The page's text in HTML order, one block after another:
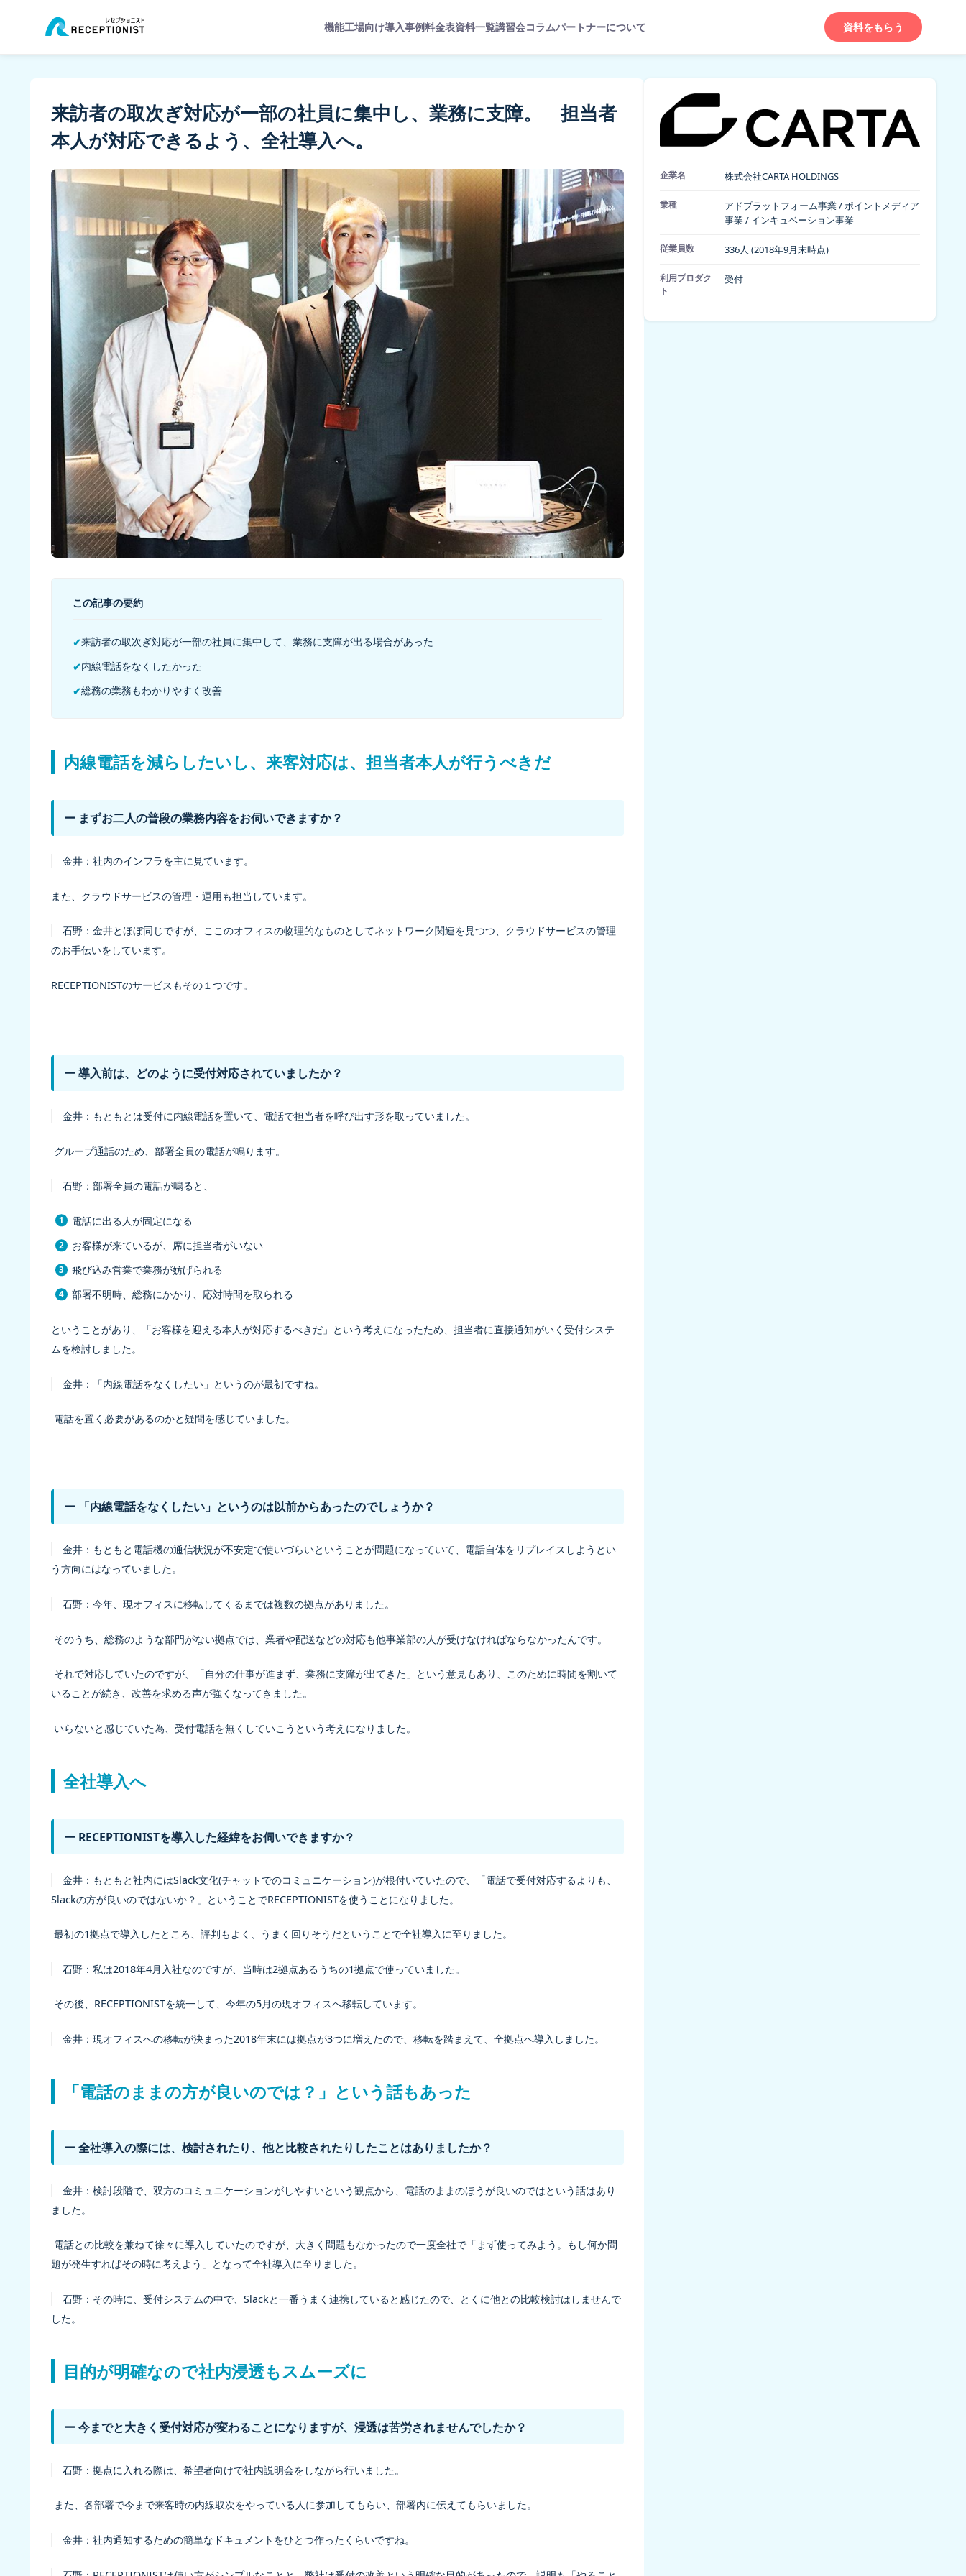
機能工場向け導入事例料金表資料一覧講習会コラムパートナーについて 資料をもらう
来訪者の取次ぎ対応が一部の社員に集中し、業務に支障。 担当者
本人が対応できるよう、全社導入へ。
この記事の要約
✔来訪者の取次ぎ対応が一部の社員に集中して、業務に支障が出る場合があった
✔内線電話をなくしたかった
✔総務の業務もわかりやすく改善
内線電話を減らしたいし、来客対応は、担当者本人が行うべきだ
ー まずお二人の普段の業務内容をお伺いできますか？
金井：社内のインフラを主に見ています。
また、クラウドサービスの管理・運用も担当しています。
石野：金井とほぼ同じですが、ここのオフィスの物理的なものとしてネットワーク関連を見つつ、クラウドサービスの管理
のお手伝いをしています。
RECEPTIONISTのサービスもその１つです。
ー 導入前は、どのように受付対応されていましたか？
金井： もともとは受付に内線電話を置いて、電話で担当者を呼び出す形を取っていました。
グループ通話のため、部署全員の電話が鳴ります。
石野：部署全員の電話が鳴ると、
電話に出る人が固定になる
お客様が来ているが、席に担当者がいない
飛び込み営業で業務が妨げられる
部署不明時、総務にかかり、応対時間を取られる
ということがあり、「お客様を迎える本人が対応するべきだ」という考えになったため、担当者に直接通知がいく受付システ
ムを検討しました。
金井： 「内線電話をなくしたい」というのが最初ですね。
電話を置く必要があるのかと疑問を感じていました。
ー 「内線電話をなくしたい」というのは以前からあったのでしょうか？
金井： もともと電話機の通信状況が不安定で使いづらいということが問題になっていて、電話自体をリプレイスしようとい
う方向にはなっていました。
石野：今年、現オフィスに移転してくるまでは複数の拠点がありました。
そのうち、総務のような部門がない拠点では、業者や配送などの対応も他事業部の人が受けなければならなかったんです。
それで対応していたのですが、「自分の仕事が進まず、業務に支障が出てきた」という意見もあり、このために時間を割いて
いることが続き、改善を求める声が強くなってきました。
いらないと感じていた為、受付電話を無くしていこうという考えになりました。
全社導入へ
ー RECEPTIONISTを導入した経緯をお伺いできますか？
金井： もともと社内にはSlack文化(チャットでのコミュニケーション)が根付いていたので、「電話で受付対応するよりも、
Slackの方が良いのではないか？」ということでRECEPTIONISTを使うことになりました。
最初の1拠点で導入したところ、評判もよく、うまく回りそうだということで全社導入に至りました。
石野：私は2018年4月入社なのですが、当時は2拠点あるうちの1拠点で使っていました。
その後、RECEPTIONISTを統一して、今年の5月の現オフィスへ移転しています。
金井：現オフィスへの移転が決まった2018年末には拠点が3つに増えたので、移転を踏まえて、全拠点へ導入しました。
「電話のままの方が良いのでは？」という話もあった
ー 全社導入の際には、検討されたり、他と比較されたりしたことはありましたか？
金井：検討段階で、双方のコミュニケーションがしやすいという観点から、電話のままのほうが良いのではという話はあり
ました。
電話との比較を兼ねて徐々に導入していたのですが、大きく問題もなかったので一度全社で「まず使ってみよう。もし何か問
題が発生すればその時に考えよう」となって全社導入に至りました。
石野： その時に、受付システムの中で、Slackと一番うまく連携していると感じたので、とくに他との比較検討はしませんで
した。
目的が明確なので社内浸透もスムーズに
ー 今までと大きく受付対応が変わることになりますが、浸透は苦労されませんでしたか？
石野：拠点に入れる際は、希望者向けで社内説明会をしながら行いました。
また、各部署で今まで来客時の内線取次をやっている人に参加してもらい、部署内に伝えてもらいました。
金井：社内通知するための簡単なドキュメントをひとつ作ったくらいですね。
企業名 株式会社CARTA HOLDINGS
業種
アドプラットフォーム事業 / ポイントメディア
事業 / インキュベーション事業
従業員数 336人 (2018年9月末時点)
利用プロダク
ト
受付